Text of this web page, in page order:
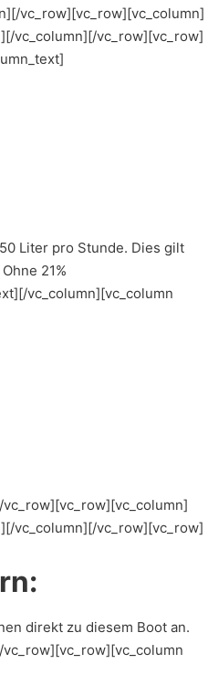
vc_row][vc_row][vc_column]
vc_column][/vc_row][vc_row]
Liter pro Stunde. Dies gilt
21%
vc_column][vc_column
vc_column][/vc_row][vc_row]
direkt zu diesem Boot an.